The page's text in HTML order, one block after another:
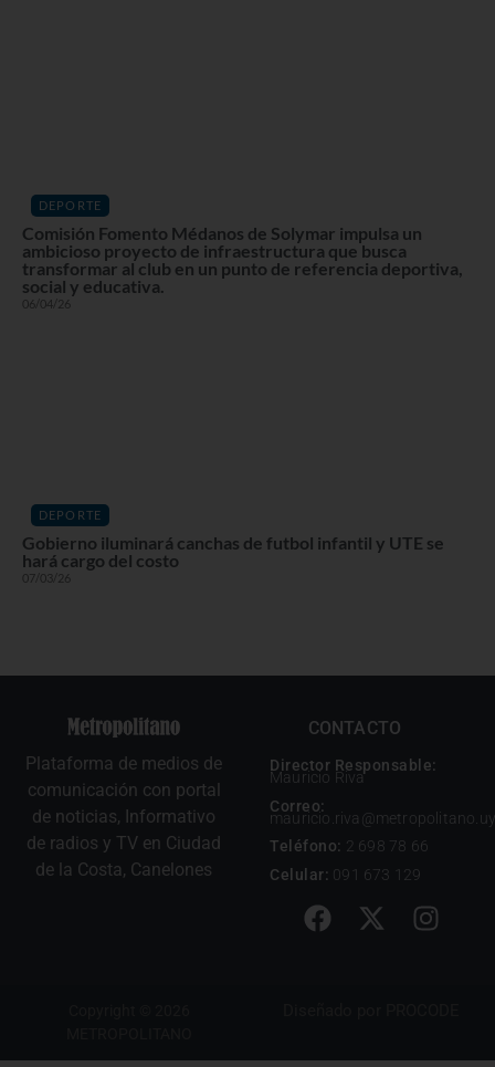
DEPORTE
Comisión Fomento Médanos de Solymar impulsa un
ambicioso proyecto de infraestructura que busca
transformar al club en un punto de referencia deportiva,
social y educativa.
06/04/26
DEPORTE
Gobierno iluminará canchas de futbol infantil y UTE se
hará cargo del costo
07/03/26
Plataforma de medios de
comunicación con portal
de noticias, Informativo
de radios y TV en Ciudad
de la Costa, Canelones
CONTACTO
Director Responsable:
Mauricio Riva
Correo:
mauricio.riva@metropolitano.uy
Teléfono: 2 698 78 66
Celular: 091 673 129